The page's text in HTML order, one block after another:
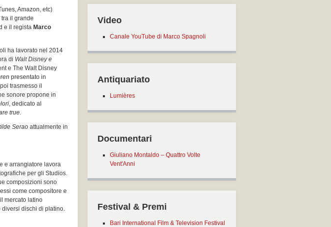
Amazon, etc)
il grande
e il regista Marco
ha lavorato nel 2014
di Walt Disney e
e The Walt Disney
presentato in
trasmesso il
sonore propone in
, dedicato al
true.
Serao attualmente in
e arrangiatore lavora
per gli Studios.
composizioni sono
come compositore e
mercato latino
diversi dischi di platino.
Video
Canale YouTube di Marco Spagnoli
Antiquariato
Lumières
Documentari
Giuliano Montaldo – Quattro Volte
Vent'Anni
Festival & Premi
Bari International Film & Television Festival